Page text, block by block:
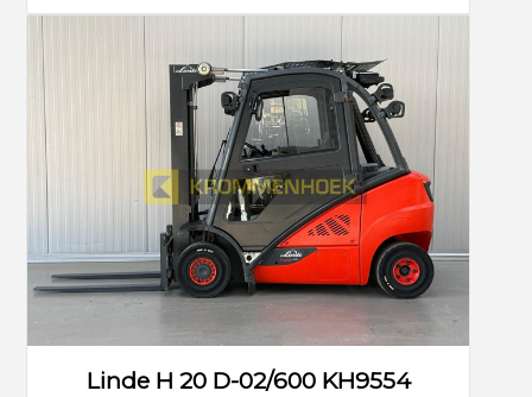
Linde H 20 D-02/600 KH9554